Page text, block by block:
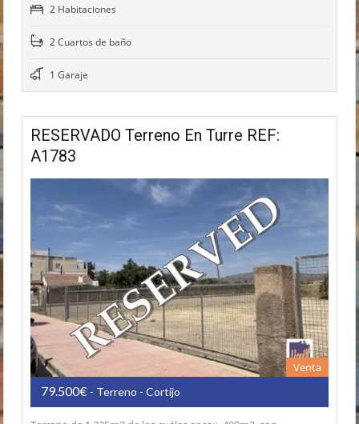
2 Habitaciones
2 Cuartos de baño
1 Garaje
RESERVADO Terreno En Turre REF:
A1783
Venta
79.500€ - Terreno - Cortijo